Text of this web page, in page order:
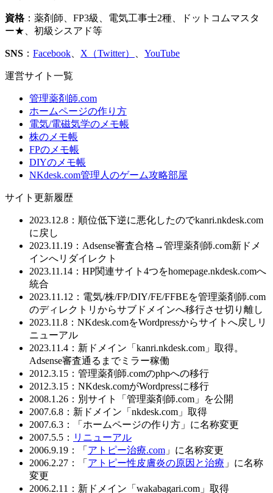
資格：薬剤師、FP3級、電気工事士2種、ドットコムマスタ
ー★、初級シスアド等
SNS ： Facebook X（Twitter） YouTube
運営サイト一覧
管理薬剤師.com
ホームページの作り方
電気/電磁気学のメモ帳
株のメモ帳
FPのメモ帳
DIYのメモ帳
NKdesk.com管理人のゲーム攻略部屋
サイト更新履歴
2023.12.8：順位低下逆に悪化したのでkanri.nkdesk.com
に戻し
2023.11.19：Adsense審査合格→管理薬剤師.com新ドメ
インへリダイレクト
2023.11.14：HP関連サイト4つをhomepage.nkdesk.comへ
統合
2023.11.12：電気/株/FP/DIY/FE/FFBEを管理薬剤師.com
のディレクトリからサブドメインへ移行させ切り離し
2023.11.8：NKdesk.comをWordpressからサイトへ戻しリ
ニューアル
2023.11.4：新ドメイン「kanri.nkdesk.com」取得。
Adsense審査通るまでミラー稼働
2012.3.15：管理薬剤師.comのphpへの移行
2012.3.15：NKdesk.comがWordpressに移行
2008.1.26：別サイト「管理薬剤師.com」を公開
2007.6.8：新ドメイン「nkdesk.com」取得
2007.6.3：「ホームページの作り方」に名称変更
2007.5.5： リニューアル
2006.9.19：「 アトピー治療.com 」に名称変更
2006.2.27：「 アトピー性皮膚炎の原因と治療 」に名称
変更
2006.2.11：新ドメイン「wakabagari.com」取得